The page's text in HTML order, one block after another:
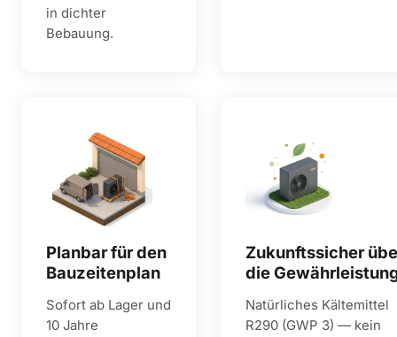
in dichter
Bebauung.
Planbar für den
Bauzeitenplan
Sofort ab Lager und
10 Jahre
Zukunftssicher
die
Natürliches Kältemittel
R290 (GWP 3) — kein